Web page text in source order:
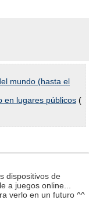
mundo (hasta el
en lugares públicos (
dispositivos de
a juegos online...
verlo en un futuro ^^